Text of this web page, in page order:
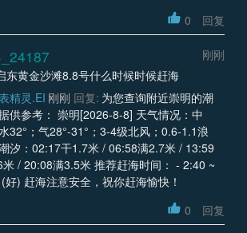
0 回复
刚刚
东黄金沙滩8.8号什么时候时候赶海
精灵.EI 刚刚 回复: 为您查询附近崇明的潮
供参考： 崇明[2026-8-8] 天气情况：中
32°；气28°-31°；3-4级北风；0.6-1.1浪
汐：02:17干1.7米 / 06:58满2.7米 / 13:59
/ 20:08满3.5米 推荐赶海时间： - 2:40 ~
好) 赶海注意安全，祝你赶海愉快！
0 回复